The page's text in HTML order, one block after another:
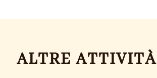
ALTRE ATTIVITÀ